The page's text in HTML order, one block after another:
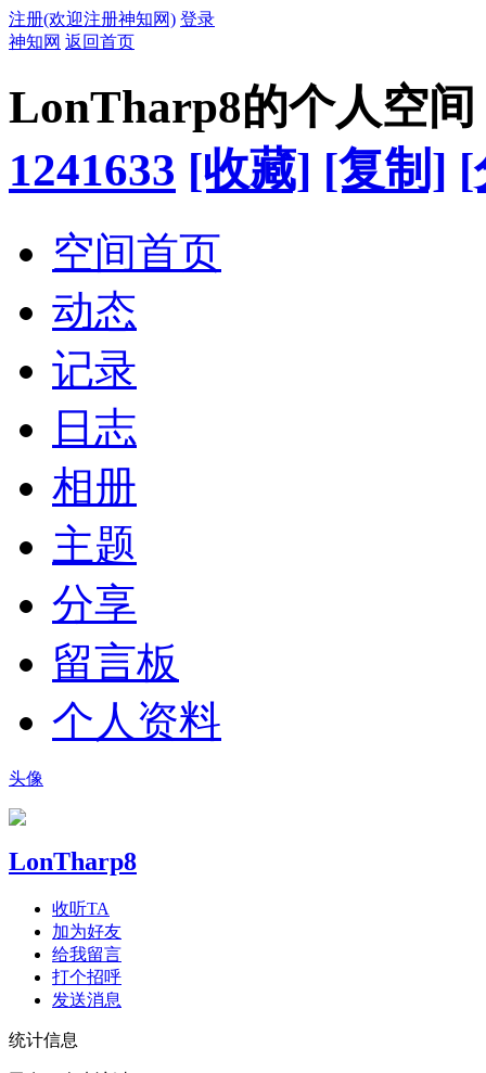
注册(欢迎注册神知网) 登录
神知网 返回首页
LonTharp8的个人空间
1241633 [收藏] [复制] [
空间首页
动态
记录
日志
相册
主题
分享
留言板
个人资料
头像
LonTharp8
收听TA
加为好友
给我留言
打个招呼
发送消息
统计信息